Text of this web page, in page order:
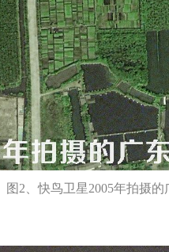
图2、快鸟卫星2005年拍摄